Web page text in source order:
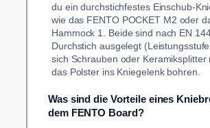
du ein durchstichfestes Einschub-
wie das FENTO POCKET M2 oder
Hammock 1. Beide sind nach EN
Durchstich ausgelegt
sich Schrauben oder Keramiksplitter
das Polster ins Kniegelenk bohren.
Was sind die Vorteile eines
dem FENTO Board?